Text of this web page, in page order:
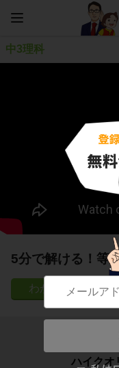
中3理科
5分で解ける！等
25
子どもの
ハイクオ